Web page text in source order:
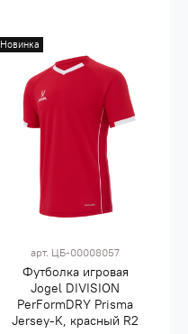
Новинка
арт. ЦБ-00008057
Футболка игровая
Jogel DIVISION
PerFormDRY Prisma
Jersey-K, красный R2